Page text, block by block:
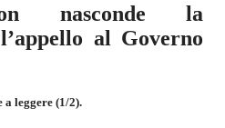
nasconde la
al Governo
a leggere (1/2).